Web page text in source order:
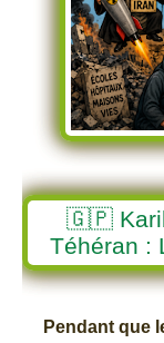
🇬🇵
Téhéran :
Pendant que